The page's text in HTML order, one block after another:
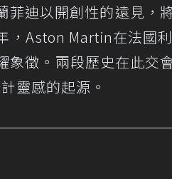
菲迪以開創性的遠見，
，Aston Martin在法國
象徵。兩段歷史在此交
靈感的起源。